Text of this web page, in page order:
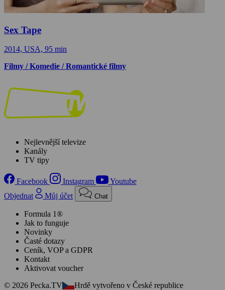
Sex Tape
2014, USA, 95 min
Filmy / Komedie / Romantické filmy
Nejlevnější televize
Kanály
TV tipy
Facebook Instagram
Youtube
Objednat
Můj účet Chat
Formula 1®
Jak to funguje
Novinky
Časté dotazy
Ceník, VOP a GDPR
Kontakt
Aktivovat voucher
© 2026 Pecka.TV
Hrdě vytvořeno v České republice